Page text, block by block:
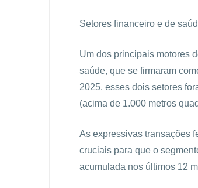
Setores financeiro e de
Um dos principais motores
saúde, que se firmaram
2025, esses dois setores
(acima de 1.000 metros
As expressivas transações
cruciais para que o
acumulada nos últimos 12